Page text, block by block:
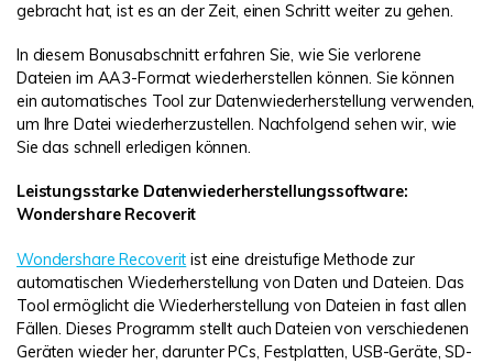
gebracht hat, ist es an der Zeit, einen Schritt weiter zu gehen.
In diesem Bonusabschnitt erfahren Sie, wie Sie verlorene
Dateien im AA3-Format wiederherstellen können. Sie können
ein automatisches Tool zur Datenwiederherstellung verwenden,
um Ihre Datei wiederherzustellen. Nachfolgend sehen wir, wie
Sie das schnell erledigen können.
Leistungsstarke Datenwiederherstellungssoftware:
Wondershare Recoverit
Wondershare Recoverit ist eine dreistufige Methode zur
automatischen Wiederherstellung von Daten und Dateien. Das
Tool ermöglicht die Wiederherstellung von Dateien in fast allen
Fällen. Dieses Programm stellt auch Dateien von verschiedenen
Geräten wieder her, darunter PCs, Festplatten, USB-Geräte, SD-